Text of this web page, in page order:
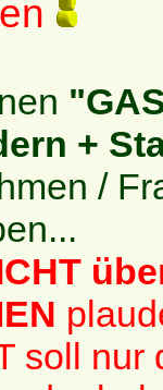
+
/
soll nur